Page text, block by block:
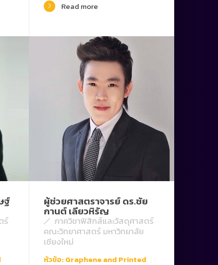
Read more
ฐ์
ร์
ผู้ช่วยศาสตราจารย์ ดร.ชัย
กานต์ เลียวหิรัญ
ภาควิชาฟิสิกส์และวัสดุศาสตร์
คณะวิทยาศาสตร์ มหาวิทยาลัย
เชียงใหม่
หัวข้อ: Graphene and Printed